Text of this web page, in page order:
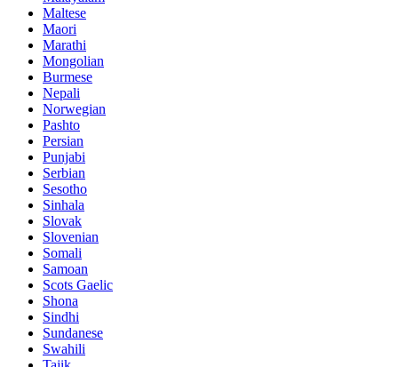
Maltese
Maori
Marathi
Mongolian
Burmese
Nepali
Norwegian
Pashto
Persian
Punjabi
Serbian
Sesotho
Sinhala
Slovak
Slovenian
Somali
Samoan
Scots Gaelic
Shona
Sindhi
Sundanese
Swahili